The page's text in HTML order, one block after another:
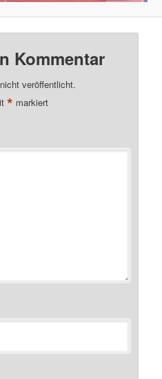
Kommentar
veröffentlicht.
* markiert